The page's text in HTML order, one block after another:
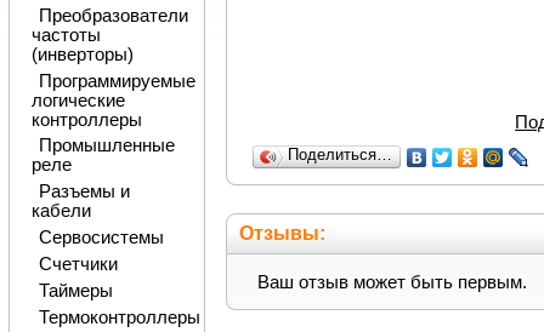
Поделиться…
Отзывы:
Ваш отзыв может быть первым.
Преобразователи
частоты
(инверторы)
Программируемые
логические
контроллеры
Промышленные
реле
Разъемы и
кабели
Сервосистемы
Счетчики
Таймеры
Термоконтроллеры